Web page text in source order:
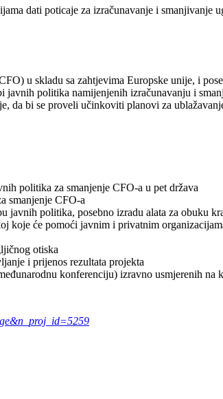
dati poticaje za izračunavanje i smanjivanje
u skladu sa zahtjevima Europske unije, i
javnih politika namijenjenih izračunavanju i
da bi se proveli učinkoviti planovi za
politika za smanjenje CFO-a u pet država
smanjenje CFO-a
politika, posebno izradu alata za obuku
će pomoći javnim i privatnim
otiska
i prijenos rezultata projekta
konferenciju) izravno usmjerenih na